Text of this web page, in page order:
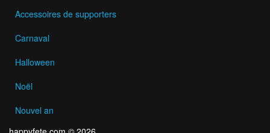
Accessoires de supporters
Carnaval
Halloween
Noël
Nouvel an